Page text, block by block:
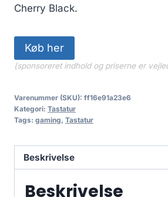
Cherry Black.
Køb her
(sponsoreret indhold og priserne er
Varenummer (SKU): ff16e91a23e6
Kategori: Tastatur
Tags: gaming, Tastatur
Beskrivelse
Beskrivelse